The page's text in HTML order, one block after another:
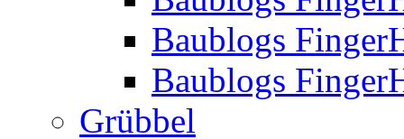
Baublogs
Baublogs
Grübbel